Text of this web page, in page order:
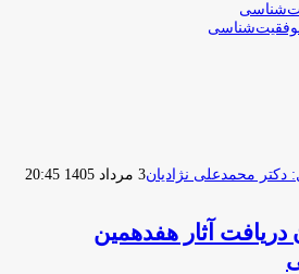
محمدعلی نژادیان3 مرداد 1405 20:45
دریافت آثار هفدهمین